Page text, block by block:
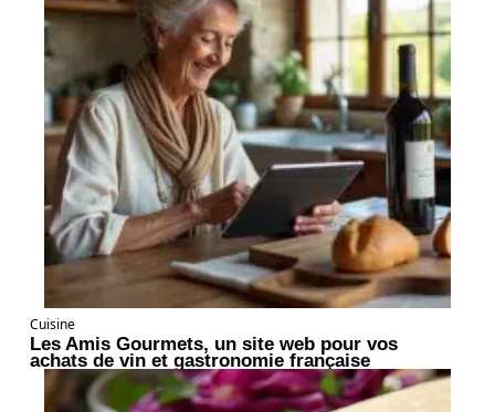
Cuisine
Les Amis Gourmets, un site web pour vos
achats de vin et gastronomie française